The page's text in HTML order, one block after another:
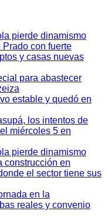
pierde dinamismo
con fuerte
y casas nuevas
para abastecer
estable y quedó en
los intentos de
miércoles 5 en
pierde dinamismo
construcción en
el sector tiene sus
en la
reales y convenio